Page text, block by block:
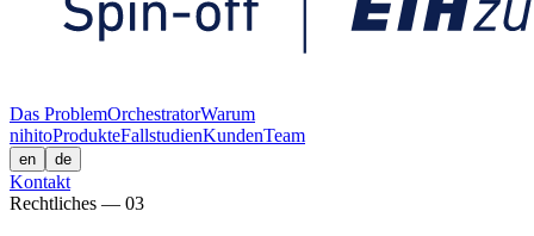
Das ProblemOrchestratorWarum
nihitoProdukteFallstudienKundenTeam
en de
Kontakt
Rechtliches — 03